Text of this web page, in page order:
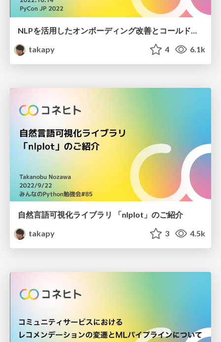
NLPを活用したオンボーディング改善とコールドスタート問題への対策
takapy
4 6.1k
自然言語可視化ライブラリ 「nlplot」のご紹介
takapy
3 4.5k